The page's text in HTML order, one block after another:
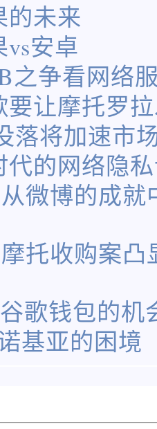
的未来
安卓
之争看网络
让摩托罗
落将加速市
的网络隐
微博的成就
托收购案凸
歌钱包的机
基亚的困境